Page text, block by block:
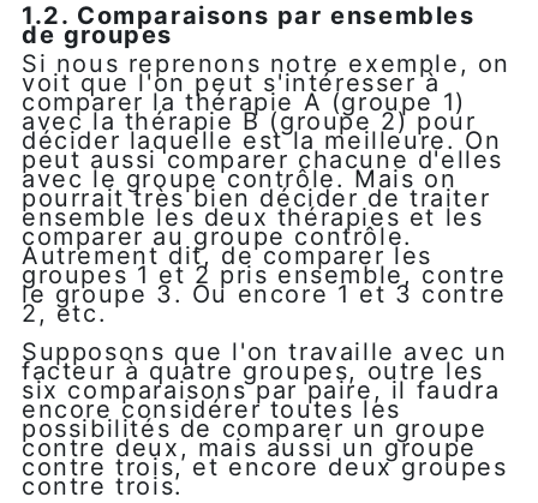
1.2. Comparaisons par ensembles
de groupes
Si nous reprenons notre exemple, on
voit que l'on peut s'intéresser à
comparer la thérapie A (groupe 1)
avec la thérapie B (groupe 2) pour
décider laquelle est la meilleure. On
peut aussi comparer chacune d'elles
avec le groupe contrôle. Mais on
pourrait très bien décider de traiter
ensemble les deux thérapies et les
comparer au groupe contrôle.
Autrement dit, de comparer les
groupes 1 et 2 pris ensemble, contre
le groupe 3. Ou encore 1 et 3 contre
2, etc.
Supposons que l'on travaille avec un
facteur à quatre groupes, outre les
six comparaisons par paire, il faudra
encore considérer toutes les
possibilités de comparer un groupe
contre deux, mais aussi un groupe
contre trois, et encore deux groupes
contre trois.